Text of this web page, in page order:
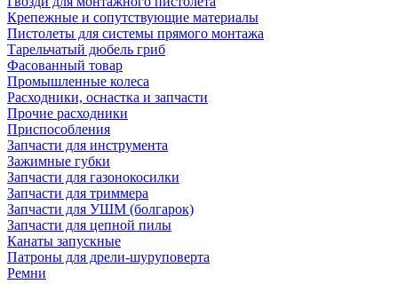
Крепежные и сопутствующие материалы
Пистолеты для системы прямого монтажа
Тарельчатый дюбель гриб
Фасованный товар
Промышленные колеса
Расходники, оснастка и запчасти
Прочие расходники
Приспособления
Запчасти для инструмента
Зажимные губки
Запчасти для газонокосилки
Запчасти для триммера
Запчасти для УШМ (болгарок)
Запчасти для цепной пилы
Канаты запускные
Патроны для дрели-шуруповерта
Ремни